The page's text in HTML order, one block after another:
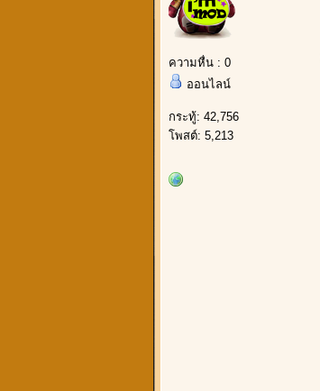
ความหื่น : 0
ออนไลน์
กระทู้: 42,756
โพสต์: 5,213